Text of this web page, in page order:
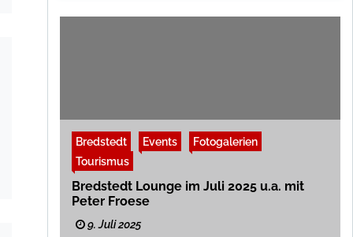
Bredstedt Events
Fotogalerien
Tourismus
Bredstedt Lounge im Juli 2025 u.a. mit
Peter Froese
9. Juli 2025